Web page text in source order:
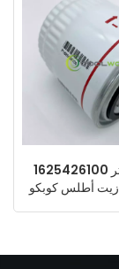
1625426100 استبدال فلتر
زيت أطلس كوبكو W920 من